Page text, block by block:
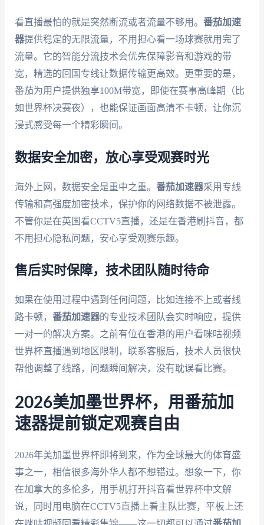
看直播最怕的就是突然断流或者流量不够用。 番茄加速
器提供稳定的无限流量，不用担心看一场球赛就用完了
流量。它的智能分流技术会优先保障影音和游戏的带
宽，精选的回国专线让数据传输更高效。更重要的是，
番茄为用户提供独享100M带宽，即使在赛事高峰期（比
如世界杯决赛夜），也能保证画面高清不卡顿，让你沉
浸式感受每一个精彩瞬间。
数据安全加密，放心享受观赛时光
海外上网，数据安全是重中之重。 番茄加速器采用专线
传输和高强度加密技术，保护你的网络数据不被泄露。
不管你是在英国看CCTV5直播，还是在香港刷抖音，都
不用担心隐私问题，安心享受观赛乐趣。
售后实时保障，技术团队随时待命
如果在使用过程中遇到任何问题，比如连接不上或者线
路卡顿， 番茄加速器的专业技术团队会实时响应，提供
一对一的解决方案。之前有位在香港的用户看咪咕视频
世界杯直播遇到地区限制，联系客服后，技术人员很快
帮他调整了线路，问题瞬间解决，没有耽误看比赛。
2026美加墨世界杯，用番茄加
速器提前锁定观赛自由
2026年美加墨世界杯即将到来，作为全球最大的体育盛
事之一，相信很多海外华人都不想错过。想象一下，你
在加拿大的多伦多，用手机打开抖音看世界杯中文解
说，同时用电脑在CCTV5直播上看主队比赛，平板上还